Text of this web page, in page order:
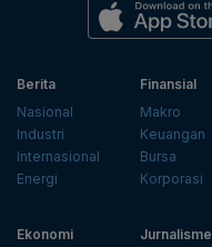
Berita
Nasional
Industri
Internasional
Energi
Finansial
Makro
Keuangan
Bursa
Korporasi
Ekonomi
Jurnalisme